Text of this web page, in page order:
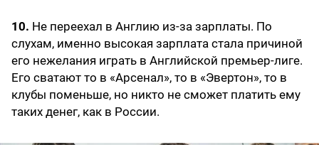
10. Не переехал в Англию из-за зарплаты. По
слухам, именно высокая зарплата стала причиной
его нежелания играть в Английской премьер-лиге.
Его сватают то в «Арсенал», то в «Эвертон», то в
клубы поменьше, но никто не сможет платить ему
таких денег, как в России.